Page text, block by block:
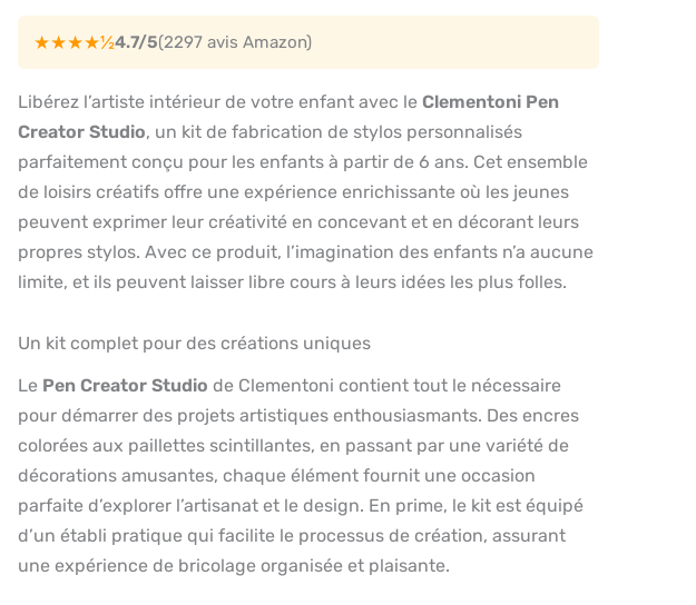
★★★★½4.7/5(2297 avis Amazon)
Libérez l’artiste intérieur de votre enfant avec le Clementoni Pen
Creator Studio, un kit de fabrication de stylos personnalisés
parfaitement conçu pour les enfants à partir de 6 ans. Cet ensemble
de loisirs créatifs offre une expérience enrichissante où les jeunes
peuvent exprimer leur créativité en concevant et en décorant leurs
propres stylos. Avec ce produit, l’imagination des enfants n’a aucune
limite, et ils peuvent laisser libre cours à leurs idées les plus folles.
Un kit complet pour des créations uniques
Le Pen Creator Studio de Clementoni contient tout le nécessaire
pour démarrer des projets artistiques enthousiasmants. Des encres
colorées aux paillettes scintillantes, en passant par une variété de
décorations amusantes, chaque élément fournit une occasion
parfaite d’explorer l’artisanat et le design. En prime, le kit est équipé
d’un établi pratique qui facilite le processus de création, assurant
une expérience de bricolage organisée et plaisante.